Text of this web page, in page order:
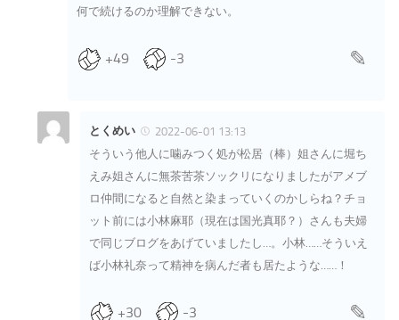
何で続けるのか理解できない。
+49 -3
とくめい
2022-06-01 13:13
そういう他人に噛みつく処が松居（棒）姐さんに堀ち
えみ姐さんに無茶苦茶ソックリになりましたがアメブ
ロ仲間になると自然と染まっていくのかしらね？チョ
ット前には小林麻耶（現在は国光真耶？）さんも夫婦
で同じブログをあげていましたし…。小林……そういえ
ば小林礼奈って精神を病んだ者も居たような……！
+30 -3